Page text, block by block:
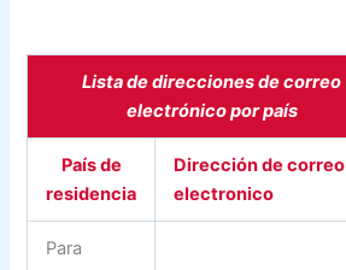
Lista de direcciones de correo
electrónico por país
País de
residencia
Dirección de correo
electronico
Para